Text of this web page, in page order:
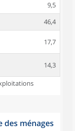
9,5
46,4
17,7
14,3
des ménages